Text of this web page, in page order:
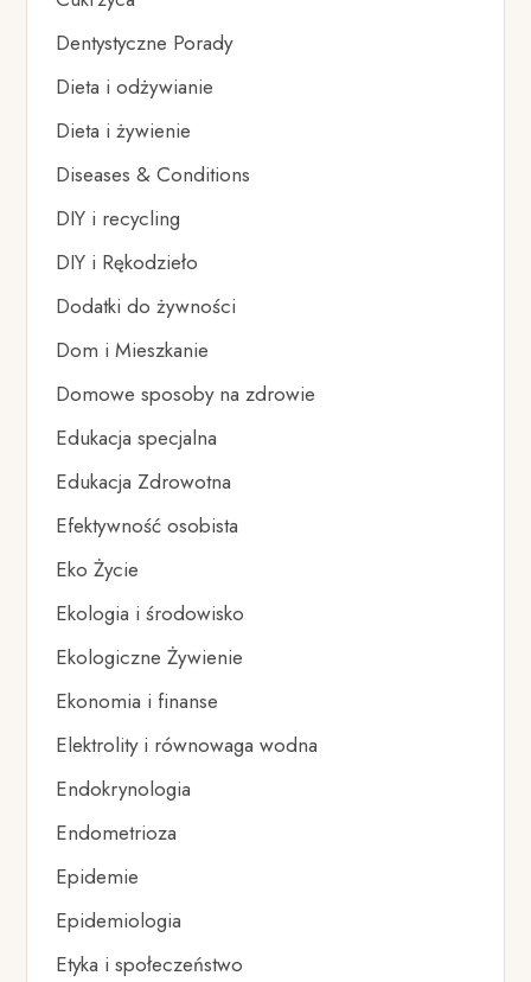
Dentystyczne Porady
Dieta i odżywianie
Dieta i żywienie
Diseases & Conditions
DIY i recycling
DIY i Rękodzieło
Dodatki do żywności
Dom i Mieszkanie
Domowe sposoby na zdrowie
Edukacja specjalna
Edukacja Zdrowotna
Efektywność osobista
Eko Życie
Ekologia i środowisko
Ekologiczne Żywienie
Ekonomia i finanse
Elektrolity i równowaga wodna
Endokrynologia
Endometrioza
Epidemie
Epidemiologia
Etyka i społeczeństwo